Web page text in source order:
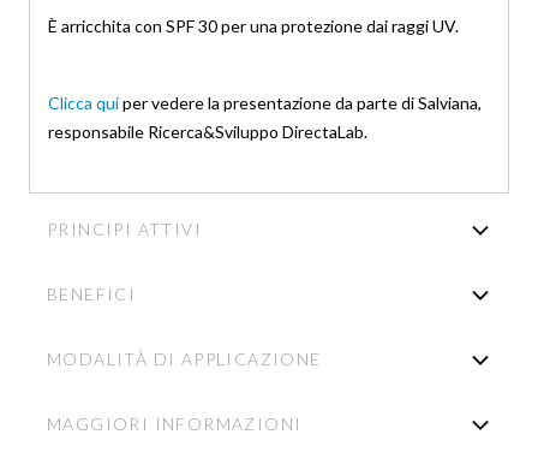
È arricchita con SPF 30 per una protezione dai raggi UV.
Clicca quiper vedere la presentazione da parte di Salviana,
responsabile Ricerca&Sviluppo DirectaLab.
PRINCIPI ATTIVI
BENEFICI
MODALITÀ DI APPLICAZIONE
MAGGIORI INFORMAZIONI